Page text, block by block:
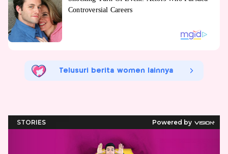
Telusuri berita women lainnya